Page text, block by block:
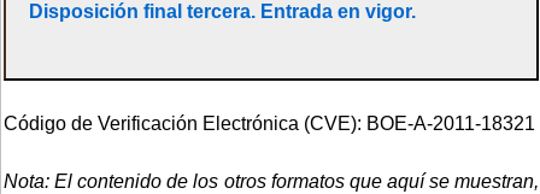
Disposición final tercera. Entrada en vigor.
Código de Verificación Electrónica (CVE): BOE-A-2011-18321
Nota: El contenido de los otros formatos que aquí se muestran,